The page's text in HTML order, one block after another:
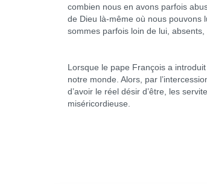
combien nous en avons parfois
de Dieu là-même où nous pouvons
sommes parfois loin de lui,
Lorsque le pape François a
notre monde. Alors, par
d’avoir le réel désir d’être, les
miséricordieuse.